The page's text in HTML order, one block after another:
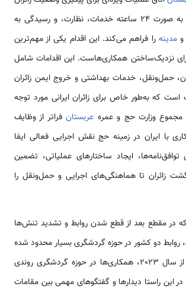
ایرانی ایجاد کرد که به صورت ۲۴ ساعته خدمات، نظارت، و رسیدگی به
مدینه را فراهم می‌کند. این اقدام یکی از مهم‌ترین
نزدیک‌ساختن همکاری‌هاست. این اقدامات شامل
حمل‌ونقل، خدمات بهداشتی و خروج ایمن زائران
که به‌طور خاص برای زائران ایرانی مورد توجه
مجموع وزارت حج و عمره عربستانفراتر از وظایف
با ایران در زمینه حج نقش اجرایی فعالی ایفا
ایجاد ساختارهای عملیاتی، تضمین
زائران تا هماهنگی‌های اجرایی و حمل‌ونقل را
در مقطع بعد از قطع شدن روابط و تشدید تنش‌ها
روابط دو کشور در حوزه گردشگری بسیار محدود شده
بود، با احیای روابط از سال 2023، همکاری‌ها در حوزه گردشگری روندی
این راستا دیدارها و گفتگوهای مهمی بین مقامات